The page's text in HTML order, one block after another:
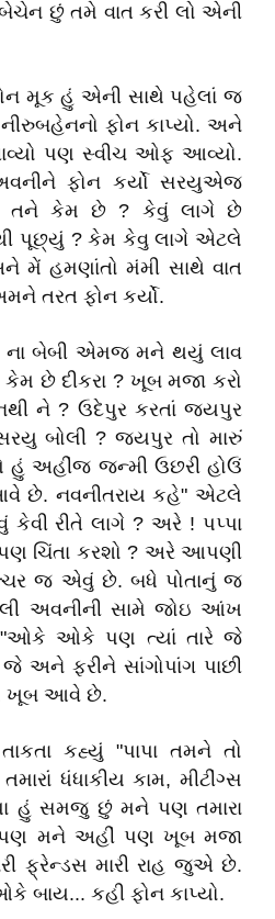
બેચેન છું તમે વાત કરી લો એની
મૂક હું એની સાથે પહેલાં જ
ફોન કાપ્યો. અને
પણ સ્વીચ ઓફ આવ્યો.
ફોન કર્યો સરયુએજ
તને કેમ છે ? કેવું લાગે છે
પૂછ્યું ? કેમ કેવુ લાગે એટલે
મેં હમણાંતો મંમી સાથે વાત
તરત ફોન કર્યો.
ના બેબી એમજ મને થયું લાવ
છે દીકરા ? ખૂબ મજા કરો
ને ? ઉદેપુર કરતાં જયપુર
બોલી ? જયપુર તો મારું
હું અહીંજ જન્મી ઉછરી હોઉં
છે. નવનીતરાય કહે" એટલે
રીતે લાગે ? અરે ! પપ્પા
ચિંતા કરશો ? અરે આપણી
જ એવું છે. બધે પોતાનું જ
અવનીની સામે જોઇ આંખ
"ઓકે ઓકે પણ ત્યાં તારે જે
અને ફરીને સાંગોપાંગ પાછી
ખૂબ આવે છે.
કહ્યું "પાપા તમને તો
ધંધાકીય કામ, મીટીંગ્સ
હું સમજુ છું મને પણ તમારા
પણ મને અહીં પણ ખૂબ મજા
ફ્રેન્ડસ મારી રાહ જુએ છે.
બાય... કહી ફોન કાપ્યો.